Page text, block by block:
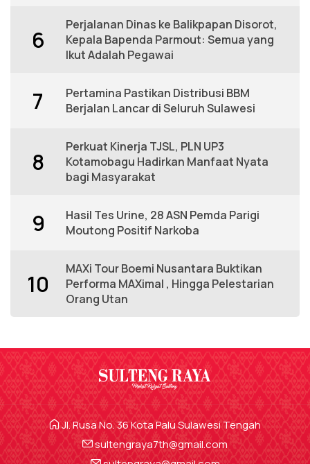
6
Perjalanan Dinas ke Balikpapan Disorot,
Kepala Bapenda Parmout: Semua yang
Ikut Adalah Pegawai
7
Pertamina Pastikan Distribusi BBM
Berjalan Lancar di Seluruh Sulawesi
8
Perkuat Kinerja TJSL, PLN UP3
Kotamobagu Hadirkan Manfaat Nyata
bagi Masyarakat
9
Hasil Tes Urine, 28 ASN Pemda Parigi
Moutong Positif Narkoba
10
MAXi Tour Boemi Nusantara Buktikan
Performa MAXimal , Hingga Pelestarian
Orang Utan
Jl. Rusa No. 36 Kota Palu Sulawesi Tengah
sultengraya7th@gmail.com